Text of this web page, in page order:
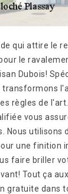
qui attire le
le
Dubois!
transformons
règles de
vous
Nous utilisons
une finition
faire briller
Tout ça
gratuite dans